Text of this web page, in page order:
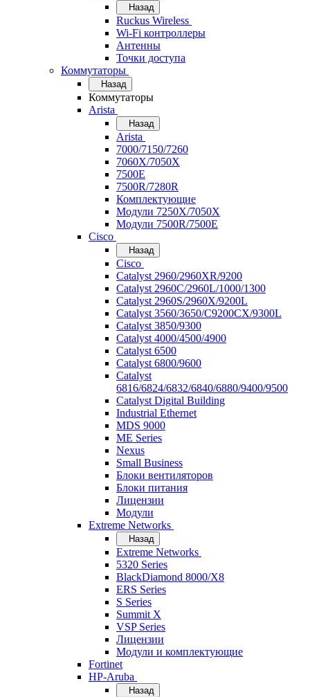
Назад
Ruckus Wireless
Wi-Fi контроллеры
Антенны
Точки доступа
Коммутаторы
Назад
Коммутаторы
Arista
Назад
Arista
7000/7150/7260
7060X/7050X
7500E
7500R/7280R
Комплектующие
Модули 7250X/7050X
Модули 7500R/7500E
Cisco
Назад
Cisco
Catalyst 2960/2960XR/9200
Catalyst 2960C/2960L/1000/1300
Catalyst 2960S/2960X/9200L
Catalyst 3560/3650/C9200CX/9300L
Catalyst 3850/9300
Catalyst 4000/4500/4900
Catalyst 6500
Catalyst 6800/9600
Catalyst
6816/6824/6832/6840/6880/9400/9500
Catalyst Digital Building
Industrial Ethernet
MDS 9000
ME Series
Nexus
Small Business
Блоки вентиляторов
Блоки питания
Лицензии
Модули
Extreme Networks
Назад
Extreme Networks
5320 Series
BlackDiamond 8000/X8
ERS Series
S Series
Summit X
VSP Series
Лицензии
Модули и комплектующие
Fortinet
HP-Aruba
Назад